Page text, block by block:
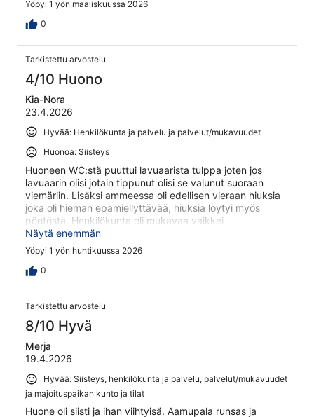
Yöpyi 1 yön maaliskuussa 2026
0
Tarkistettu arvostelu
4/10 Huono
Kia-Nora
23.4.2026
Hyvää: Henkilökunta ja palvelu ja palvelut/mukavuudet
Huonoa: Siisteys
Huoneen WC:stä puuttui lavuaarista tulppa joten jos
lavuaarin olisi jotain tippunut olisi se valunut suoraan
viemäriin. Lisäksi ammeessa oli edellisen vieraan hiuksia
joka oli hieman epämiellyttävää, hiuksia löytyi myös
pöntöstä. Henkilökunta oli mukavaa vaikkei
sisäänkirjautuessa mainittu mitään aamupalasta
(kellonaika, sijainti yms.)
Näytä enemmän
Yöpyi 1 yön huhtikuussa 2026
0
Tarkistettu arvostelu
8/10 Hyvä
Merja
19.4.2026
Hyvää: Siisteys, henkilökunta ja palvelu, palvelut/mukavuudet
ja majoituspaikan kunto ja tilat
Huone oli siisti ja ihan viihtyisä. Aamupala runsas ja